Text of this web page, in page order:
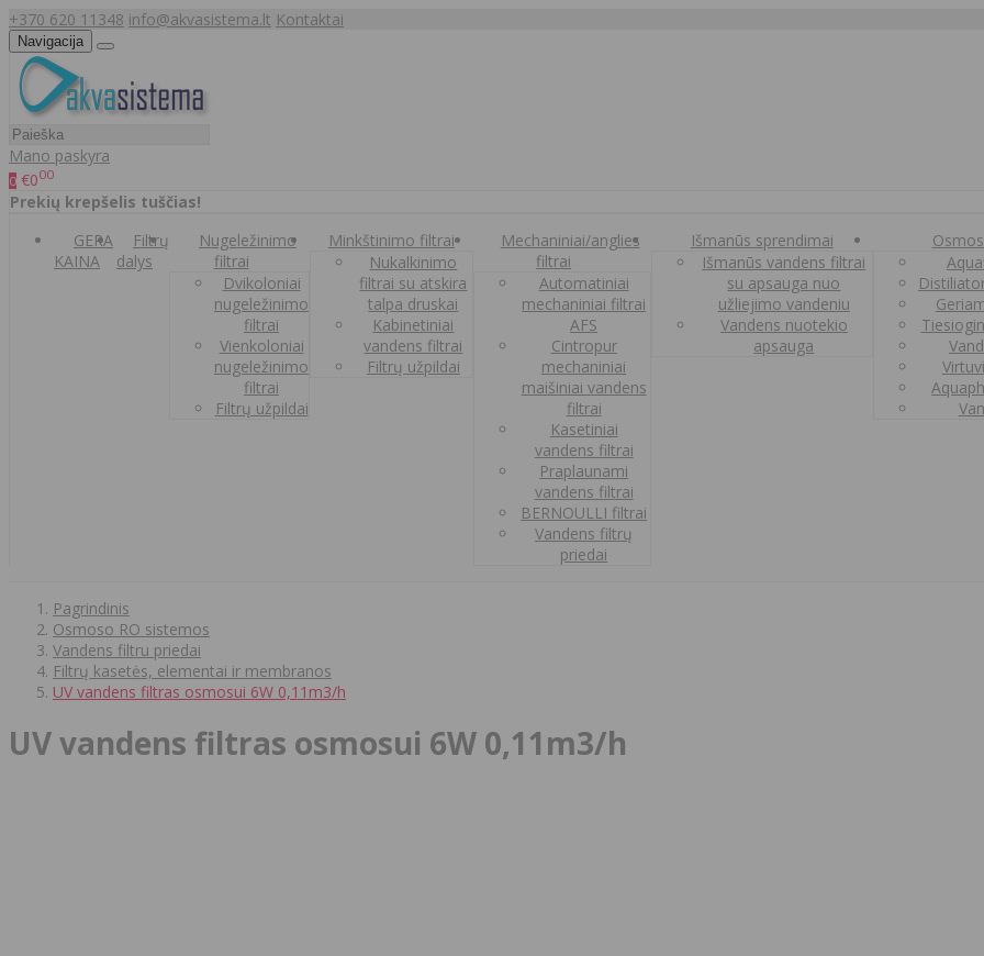
+370 620 11348 info@akvasistema.lt Kontaktai
Navigacija
Mano paskyra
0 €000
Prekių krepšelis tuščias!
GERA
KAINA
Filtrų
dalys
Nugeležinimo
filtrai
Dvikoloniai
nugeležinimo
filtrai
Vienkoloniai
nugeležinimo
filtrai
Filtrų užpildai
Minkštinimo filtrai
Nukalkinimo
filtrai su atskira
talpa druskai
Kabinetiniai
vandens filtrai
Filtrų užpildai
Mechaniniai/anglies
filtrai
Automatiniai
mechaniniai filtrai
AFS
Cintropur
mechaniniai
maišiniai vandens
filtrai
Kasetiniai
vandens filtrai
Praplaunami
vandens filtrai
BERNOULLI filtrai
Vandens filtrų
priedai
Išmanūs sprendimai
Išmanūs vandens filtrai
su apsauga nuo
užliejimo vandeniu
Vandens nuotekio
apsauga
Pagrindinis
Osmoso RO sistemos
Vandens filtru priedai
Filtrų kasetės, elementai ir membranos
UV vandens filtras osmosui 6W 0,11m3/h
UV vandens filtras osmosui 6W 0,11m3/h